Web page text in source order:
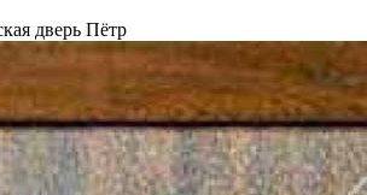
дверь Пётр